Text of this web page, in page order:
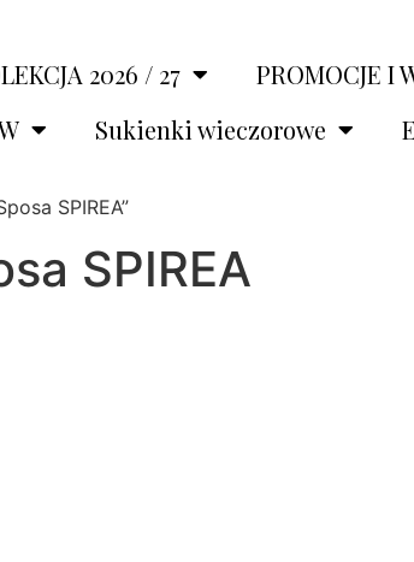
2026 / 27
PROMOCJE I
Sukienki wieczorowe
SPIREA”
SPIREA